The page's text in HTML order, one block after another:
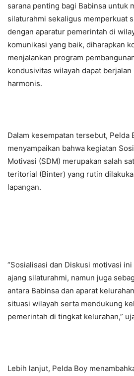
sarana penting bagi Babinsa untuk
silaturahmi sekaligus memperkuat
dengan aparatur pemerintah di
komunikasi yang baik, diharapkan
menjalankan program
kondusivitas wilayah dapat
harmonis.
Dalam kesempatan tersebut, Pelda
menyampaikan bahwa kegiatan
Motivasi (SDM) merupakan salah
teritorial (Binter) yang rutin
lapangan.
“Sosialisasi dan Diskusi motivasi
ajang silaturahmi, namun juga
antara Babinsa dan aparat
situasi wilayah serta mendukung
pemerintah di tingkat kelurahan,”
Lebih lanjut, Pelda Boy